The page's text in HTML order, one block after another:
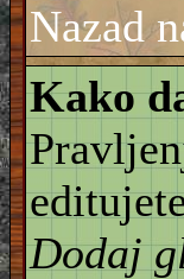
Nazad
Kako
Dodaj